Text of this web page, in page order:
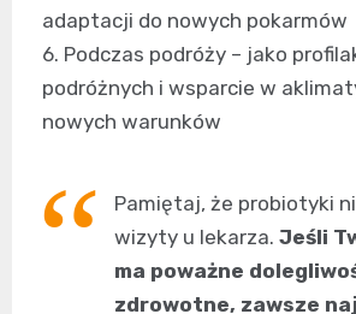
adaptacji do nowych pokarmów
6. Podczas podróży – jako
podróżnych i wsparcie w
nowych warunków
Pamiętaj, że probiotyki
wizyty u lekarza. Jeśli
ma poważne
zdrowotne, zawsze